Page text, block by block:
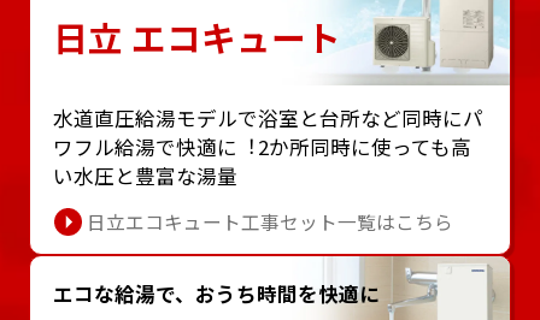
日立 エコキュート
⽔道直圧給湯モデルで浴室と台所など同時にパ
ワフル給湯で快適に︕2か所同時に使っても⾼
い⽔圧と豊富な湯量
日立エコキュート工事セット一覧はこちら
エコな給湯で、おうち時間を快適に